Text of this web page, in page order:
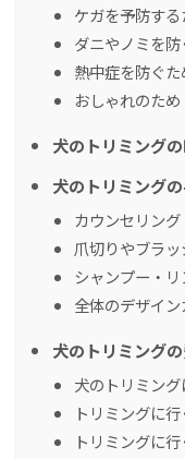
ケガを予防する
ダニやノミを防
熱中症を防ぐた
おしゃれのため
犬のトリミング
犬のトリミング
カウンセリング
爪切りやブラ
シャンプー・リ
全体のデザイン
犬のトリミング
犬のトリミン
トリミングに
トリミングに